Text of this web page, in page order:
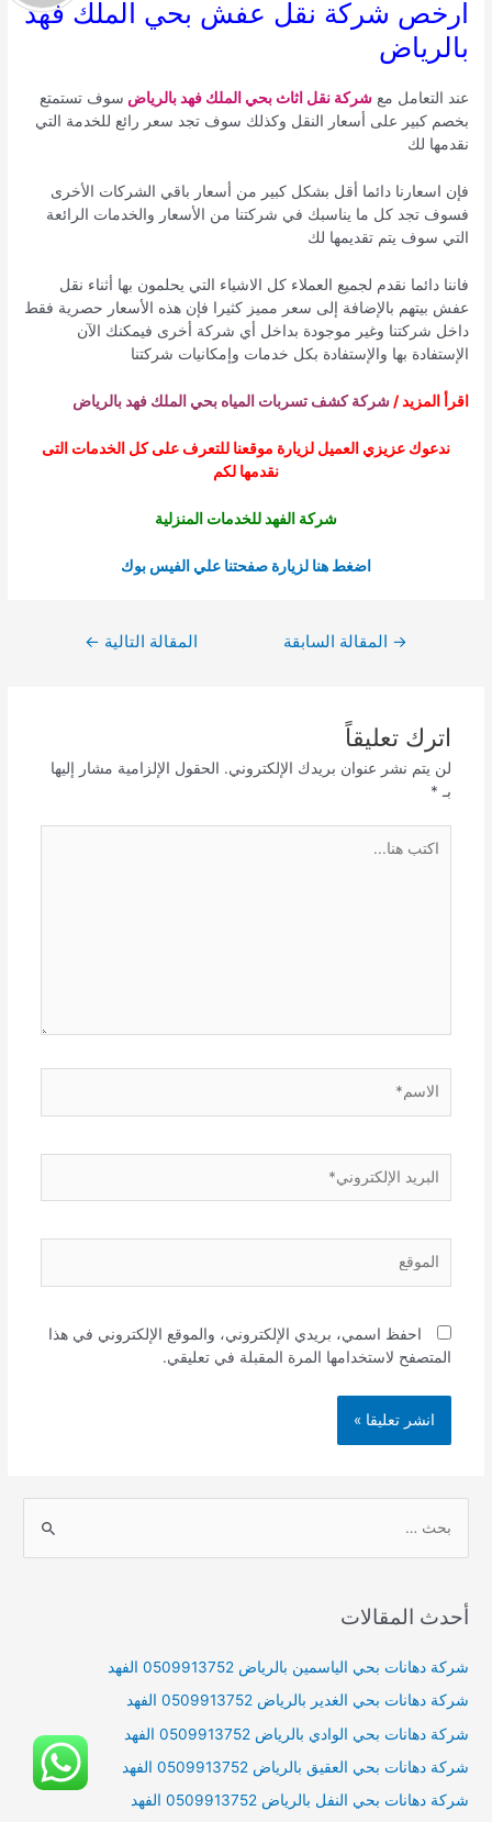
ارخص شركة نقل عفش بحي الملك فهد
بالرياض
عند التعامل معشركة نقل اثاث بحي الملك فهد بالرياض سوف تستمتع
بخصم كبير على أسعار النقل وكذلك سوف تجد سعر رائع للخدمة التي
نقدمها لك
فإن اسعارنا دائما أقل بشكل كبير من أسعار باقي الشركات الأخرى
فسوف تجد كل ما يناسبك في شركتنا من الأسعار والخدمات الرائعة
التي سوف يتم تقديمها لك
فاننا دائما نقدم لجميع العملاء كل الاشياء التي يحلمون بها أثناء نقل
عفش بيتهم بالإضافة إلى سعر مميز كثيرا فإن هذه الأسعار حصرية فقط
داخل شركتنا وغير موجودة بداخل أي شركة أخرى فيمكنك الآن
الإستفادة بها والإستفادة بكل خدمات وإمكانيات شركتنا
اقرأ المزيد /شركة كشف تسربات المياه بحي الملك فهد بالرياض
ندعوك عزيزي العميل لزيارة موقعنا للتعرف على كل الخدمات التى
نقدمها لكم
شركة الفهد للخدمات المنزلية
اضغط هنا لزيارة صفحتنا علي الفيس بوك
→ المقالة السابقة المقالة التالية ←
اترك تعليقاً
لن يتم نشر عنوان بريدك الإلكتروني. الحقول الإلزامية مشار إليها
بـ *
هنا...
الإلكتروني*
احفظ اسمي، بريدي الإلكتروني، والموقع الإلكتروني في هذا
المتصفح لاستخدامها المرة المقبلة في تعليقي.
r
c
h
:
أحدث المقالات
شركة دهانات بحي الياسمين بالرياض 0509913752 الفهد
شركة دهانات بحي الغدير بالرياض 0509913752 الفهد
شركة دهانات بحي الوادي بالرياض 0509913752 الفهد
شركة دهانات بحي العقيق بالرياض 0509913752 الفهد
شركة دهانات بحي النفل بالرياض 0509913752 الفهد